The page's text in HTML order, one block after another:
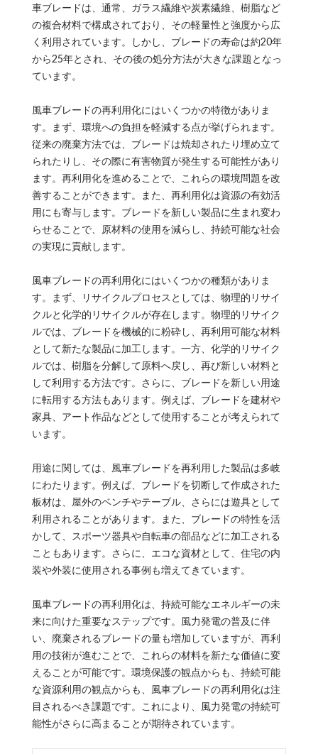
車ブレードは、通常、ガラス繊維や炭素繊維、樹脂など
の複合材料で構成されており、その軽量性と強度から広
く利用されています。しかし、ブレードの寿命は約20年
から25年とされ、その後の処分方法が大きな課題となっ
ています。
風車ブレードの再利用化にはいくつかの特徴がありま
す。まず、環境への負担を軽減する点が挙げられます。
従来の廃棄方法では、ブレードは焼却されたり埋め立て
られたりし、その際に有害物質が発生する可能性があり
ます。再利用化を進めることで、これらの環境問題を改
善することができます。また、再利用化は資源の有効活
用にも寄与します。ブレードを新しい製品に生まれ変わ
らせることで、原材料の使用を減らし、持続可能な社会
の実現に貢献します。
風車ブレードの再利用化にはいくつかの種類がありま
す。まず、リサイクルプロセスとしては、物理的リサイ
クルと化学的リサイクルが存在します。物理的リサイク
ルでは、ブレードを機械的に粉砕し、再利用可能な材料
として新たな製品に加工します。一方、化学的リサイク
ルでは、樹脂を分解して原料へ戻し、再び新しい材料と
して利用する方法です。さらに、ブレードを新しい用途
に転用する方法もあります。例えば、ブレードを建材や
家具、アート作品などとして使用することが考えられて
います。
用途に関しては、風車ブレードを再利用した製品は多岐
にわたります。例えば、ブレードを切断して作成された
板材は、屋外のベンチやテーブル、さらには遊具として
利用されることがあります。また、ブレードの特性を活
かして、スポーツ器具や自転車の部品などに加工される
こともあります。さらに、エコな資材として、住宅の内
装や外装に使用される事例も増えてきています。
風車ブレードの再利用化は、持続可能なエネルギーの未
来に向けた重要なステップです。風力発電の普及に伴
い、廃棄されるブレードの量も増加していますが、再利
用の技術が進むことで、これらの材料を新たな価値に変
えることが可能です。環境保護の観点からも、持続可能
な資源利用の観点からも、風車ブレードの再利用化は注
目されるべき課題です。これにより、風力発電の持続可
能性がさらに高まることが期待されています。